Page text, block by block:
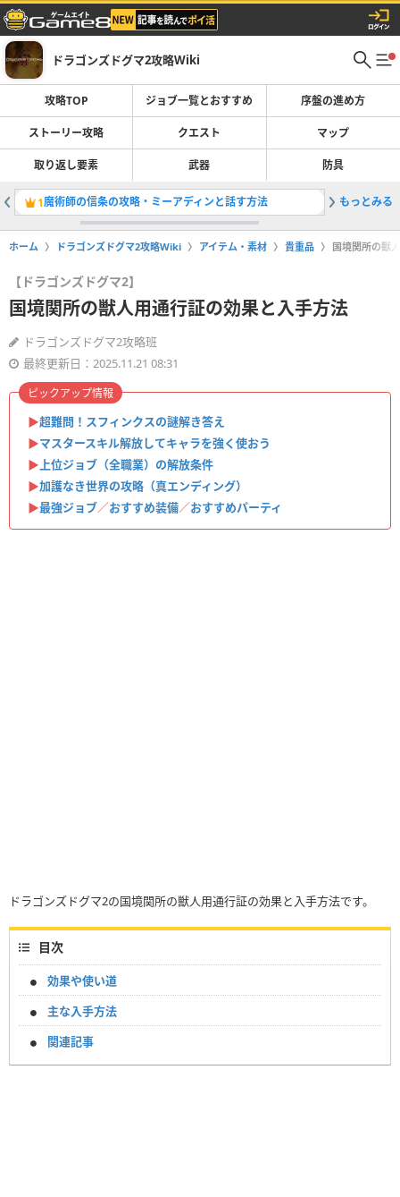
ドラゴンズドグマ2攻略Wiki
攻略TOP ジョブ一覧とおすすめ 序盤の進め方
ストーリー攻略 クエスト マップ
取り返し要素 武器 防具
1魔術師の信条の攻略・ミーアディンと話す方法 2
もっとみる
ホーム ドラゴンズドグマ2攻略Wiki アイテム・素材 貴重品 国境関所の獣
【ドラゴンズドグマ2】
国境関所の獣人用通行証の効果と入手方法
ドラゴンズドグマ2攻略班
最終更新日：2025.11.21 08:31
▶︎超難問！スフィンクスの謎解き答え
▶︎マスタースキル解放してキャラを強く使おう
▶︎ 上位ジョブ（全職業）の解放条件
▶︎加護なき世界の攻略（真エンディング）
▶︎最強ジョブ／おすすめ装備／おすすめパーティ
ピックアップ情報
ドラゴンズドグマ2の国境関所の獣人用通行証の効果と入手方法です。
目次
効果や使い道
主な入手方法
関連記事